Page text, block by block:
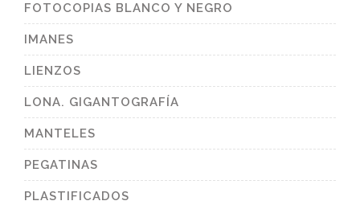
FOTOCOPIAS BLANCO Y NEGRO
IMANES
LIENZOS
LONA. GIGANTOGRAFÍA
MANTELES
PEGATINAS
PLASTIFICADOS